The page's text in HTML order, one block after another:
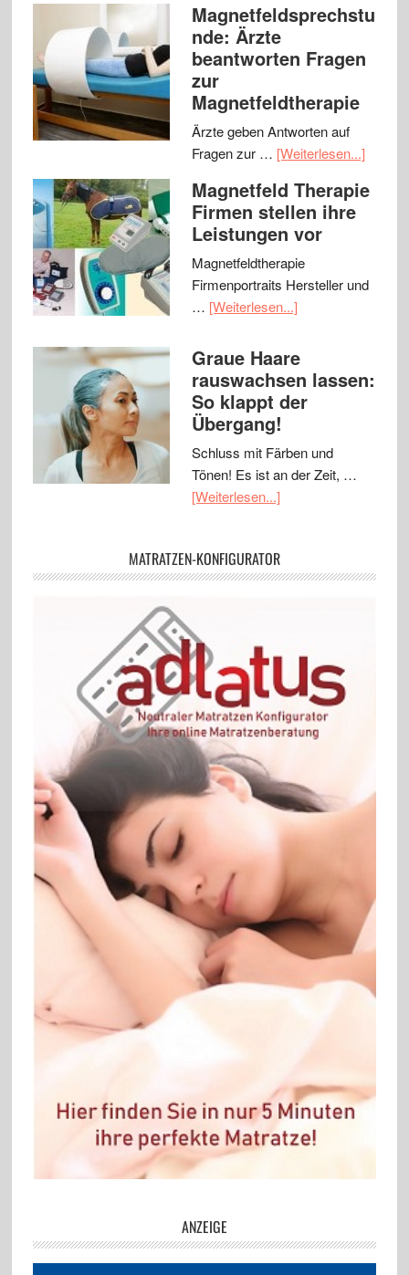
Magnetfeldsprechstu
nde: Ärzte
beantworten Fragen
zur
Magnetfeldtherapie
Ärzte geben Antworten auf
Fragen zur … [Weiterlesen...]
Magnetfeld Therapie
Firmen stellen ihre
Leistungen vor
Magnetfeldtherapie
Firmenportraits Hersteller und
… [Weiterlesen...]
Graue Haare
rauswachsen lassen:
So klappt der
Übergang!
Schluss mit Färben und
Tönen! Es ist an der Zeit, …
[Weiterlesen...]
MATRATZEN-KONFIGURATOR
ANZEIGE